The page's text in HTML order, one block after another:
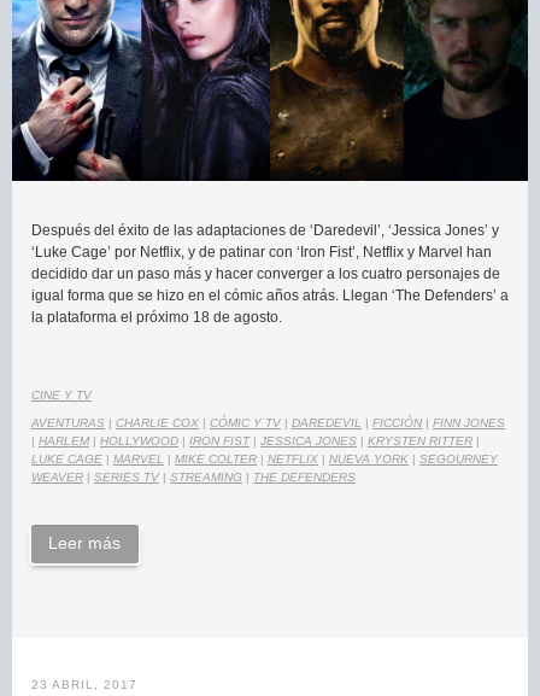
Después del éxito de las adaptaciones de ‘Daredevil’, ‘Jessica Jones’ y
‘Luke Cage’ por Netflix, y de patinar con ‘Iron Fist’, Netflix y Marvel han
decidido dar un paso más y hacer converger a los cuatro personajes de
igual forma que se hizo en el cómic años atrás. Llegan ‘The Defenders’ a
la plataforma el próximo 18 de agosto.
CINE Y TV
AVENTURAS | CHARLIE COX | CÓMIC Y TV | DAREDEVIL | FICCIÓN | FINN JONES
| HARLEM | HOLLYWOOD | IRON FIST| JESSICA JONES | KRYSTEN RITTER |
LUKE CAGE | MARVEL | MIKE COLTER | NETFLIX | NUEVA YORK | SEGOURNEY
WEAVER | SERIES TV | STREAMING | THE DEFENDERS
Leer más
23 ABRIL, 2017